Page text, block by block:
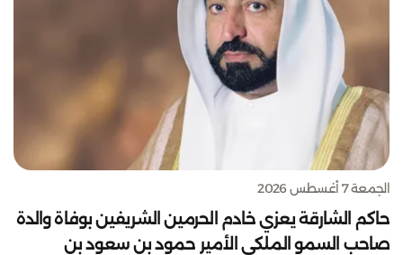
الجمعة 7 أغسطس 2026
حاكم الشارقة يعزي خادم الحرمين الشريفين بوفاة والدة
صاحب السمو الملكي الأمير حمود بن سعود بن